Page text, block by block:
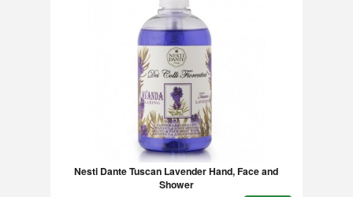
Nesti Dante Tuscan Lavender Hand, Face and
Shower